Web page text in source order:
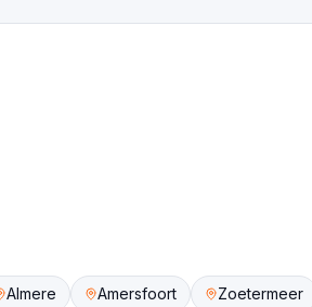
Almere Amersfoort Zoetermeer